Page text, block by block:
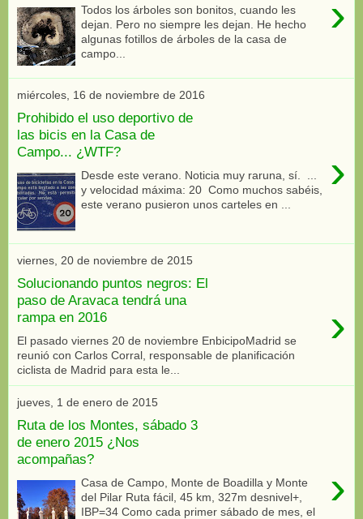
›
Todos los árboles son bonitos, cuando les
dejan. Pero no siempre les dejan. He hecho
algunas fotillos de árboles de la casa de
campo...
miércoles, 16 de noviembre de 2016
Prohibido el uso deportivo de
las bicis en la Casa de
Campo... ¿WTF?
›
Desde este verano. Noticia muy raruna, sí. ...
y velocidad máxima: 20 Como muchos sabéis,
este verano pusieron unos carteles en ...
viernes, 20 de noviembre de 2015
Solucionando puntos negros: El
paso de Aravaca tendrá una
rampa en 2016
›
El pasado viernes 20 de noviembre EnbicipoMadrid se
reunió con Carlos Corral, responsable de planificación
ciclista de Madrid para esta le...
jueves, 1 de enero de 2015
Ruta de los Montes, sábado 3
de enero 2015 ¿Nos
acompañas?
›
Casa de Campo, Monte de Boadilla y Monte
del Pilar Ruta fácil, 45 km, 327m desnivel+,
IBP=34 Como cada primer sábado de mes, el